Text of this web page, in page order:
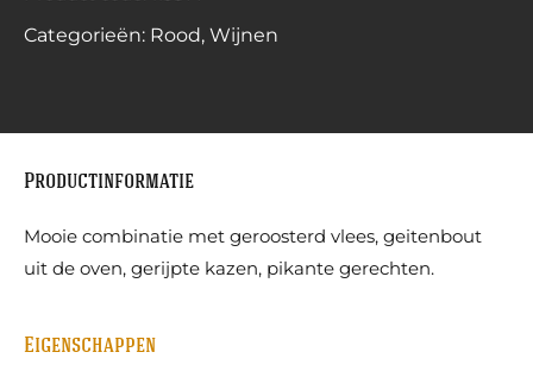
Categorieën: Rood, Wijnen
Productinformatie
Mooie combinatie met geroosterd vlees, geitenbout
uit de oven, gerijpte kazen, pikante gerechten.
Eigenschappen